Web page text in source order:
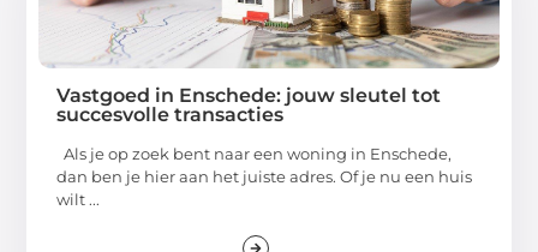
Vastgoed in Enschede: jouw sleutel tot
succesvolle transacties
Als je op zoek bent naar een woning in Enschede,
dan ben je hier aan het juiste adres. Of je nu een huis
wilt ...